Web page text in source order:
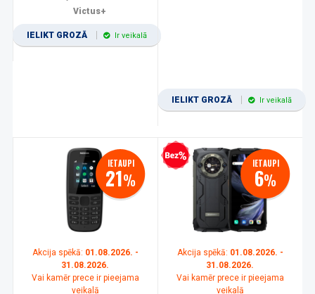
Victus+
IELIKT GROZĀ Ir veikalā
IELIKT GROZĀ Ir veikalā
IETAUPI
21%
Akcija spēkā: 01.08.2026. -
31.08.2026.
Vai kamēr prece ir pieejama
veikalā
Bezprocentu kredīts IETAUPI
6%
Akcija spēkā: 01.08.2026. -
31.08.2026.
Vai kamēr prece ir pieejama
veikalā